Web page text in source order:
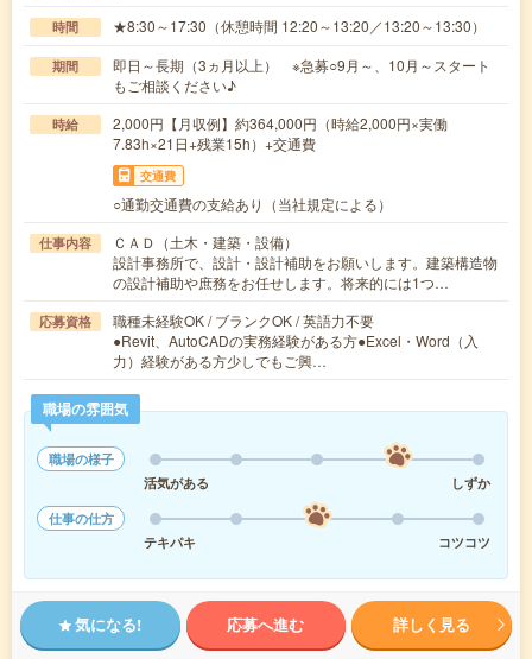
時間 ★8:30～17:30（休憩時間 12:20～13:20／13:20～13:30）
期間
即日～長期（3ヵ月以上） ※急募○9月～、10月～スタート
もご相談ください♪
時給
2,000円【月収例】約364,000円（時給2,000円×実働
7.83h×21日+残業15h）+交通費
交通費
○通勤交通費の支給あり（当社規定による）
仕事内容
ＣＡＤ（土木・建築・設備）
設計事務所で、設計・設計補助をお願いします。建築構造物
の設計補助や庶務をお任せします。将来的には1つ…
応募資格
職種未経験OK / ブランクOK / 英語力不要
●Revit、AutoCADの実務経験がある方●Excel・Word（入
力）経験がある方少しでもご興…
職場の雰囲気
職場の様子
活気がある
しずか
仕事の仕方
テキパキ
コツコツ
気になる! 応募へ進む 詳しく見る